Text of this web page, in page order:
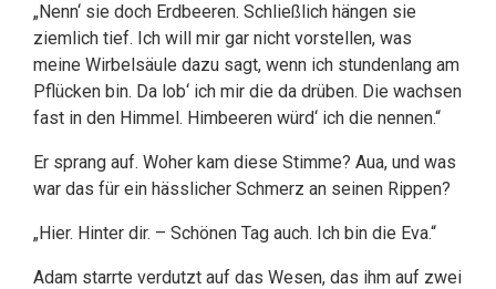
„Nenn‘ sie doch Erdbeeren. Schließlich hängen sie
ziemlich tief. Ich will mir gar nicht vorstellen, was
meine Wirbelsäule dazu sagt, wenn ich stundenlang am
Pflücken bin. Da lob‘ ich mir die da drüben. Die wachsen
fast in den Himmel. Himbeeren würd‘ ich die nennen.“
Er sprang auf. Woher kam diese Stimme? Aua, und was
war das für ein hässlicher Schmerz an seinen Rippen?
„Hier. Hinter dir. – Schönen Tag auch. Ich bin die Eva.“
Adam starrte verdutzt auf das Wesen, das ihm auf zwei